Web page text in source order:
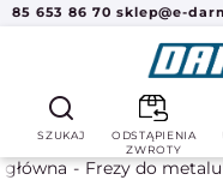
85 653 86 70 sklep@e-
SZUKAJ
ODSTĄPIENIA
ZWROTY
Frezy do metalu